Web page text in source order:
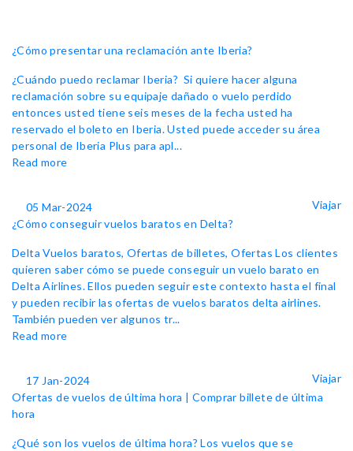
¿Cómo presentar una reclamación ante Iberia?
¿Cuándo puedo reclamar Iberia? Si quiere hacer alguna
reclamación sobre su equipaje dañado o vuelo perdido
entonces usted tiene seis meses de la fecha usted ha
reservado el boleto en Iberia. Usted puede acceder su área
personal de Iberia Plus para apl...
Read more
05 Mar-2024
Viajar
¿Cómo conseguir vuelos baratos en Delta?
Delta Vuelos baratos, Ofertas de billetes, Ofertas Los clientes
quieren saber cómo se puede conseguir un vuelo barato en
Delta Airlines. Ellos pueden seguir este contexto hasta el final
y pueden recibir las ofertas de vuelos baratos delta airlines.
También pueden ver algunos tr...
Read more
17 Jan-2024
Viajar
Ofertas de vuelos de última hora | Comprar billete de última
hora
¿Qué son los vuelos de última hora? Los vuelos que se